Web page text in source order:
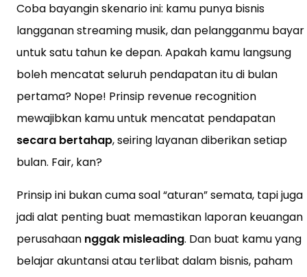
Coba bayangin skenario ini: kamu punya bisnis
langganan streaming musik, dan pelangganmu bayar
untuk satu tahun ke depan. Apakah kamu langsung
boleh mencatat seluruh pendapatan itu di bulan
pertama? Nope! Prinsip revenue recognition
mewajibkan kamu untuk mencatat pendapatan
secara bertahap, seiring layanan diberikan setiap
bulan. Fair, kan?
Prinsip ini bukan cuma soal “aturan” semata, tapi juga
jadi alat penting buat memastikan laporan keuangan
perusahaan nggak misleading. Dan buat kamu yang
belajar akuntansi atau terlibat dalam bisnis, paham